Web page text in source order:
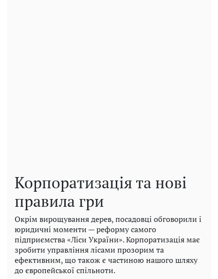
Корпоратизація та нові
правила гри
Окрім вирощування дерев, посадовці обговорили і
юридичні моменти — реформу самого
підприємства «Ліси України». Корпоратизація має
зробити управління лісами прозорим та
ефективним, що також є частиною нашого шляху
до європейської спільноти.